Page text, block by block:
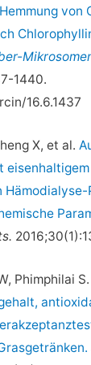
von
1440.
16.6.1437
X, et al.
Phimphilai S.